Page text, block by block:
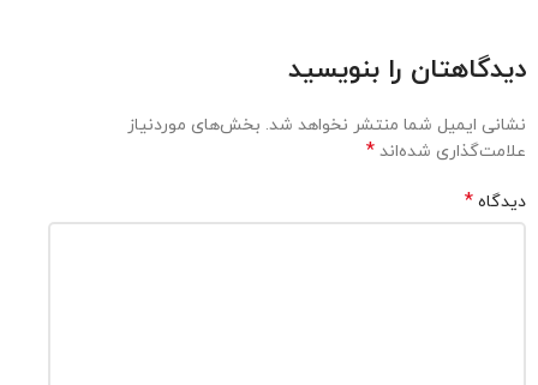
دیدگاهتان را بنویسید
نشانی ایمیل شما منتشر نخواهد شد. بخش‌های موردنیاز
علامت‌گذاری شده‌اند *
دیدگاه *